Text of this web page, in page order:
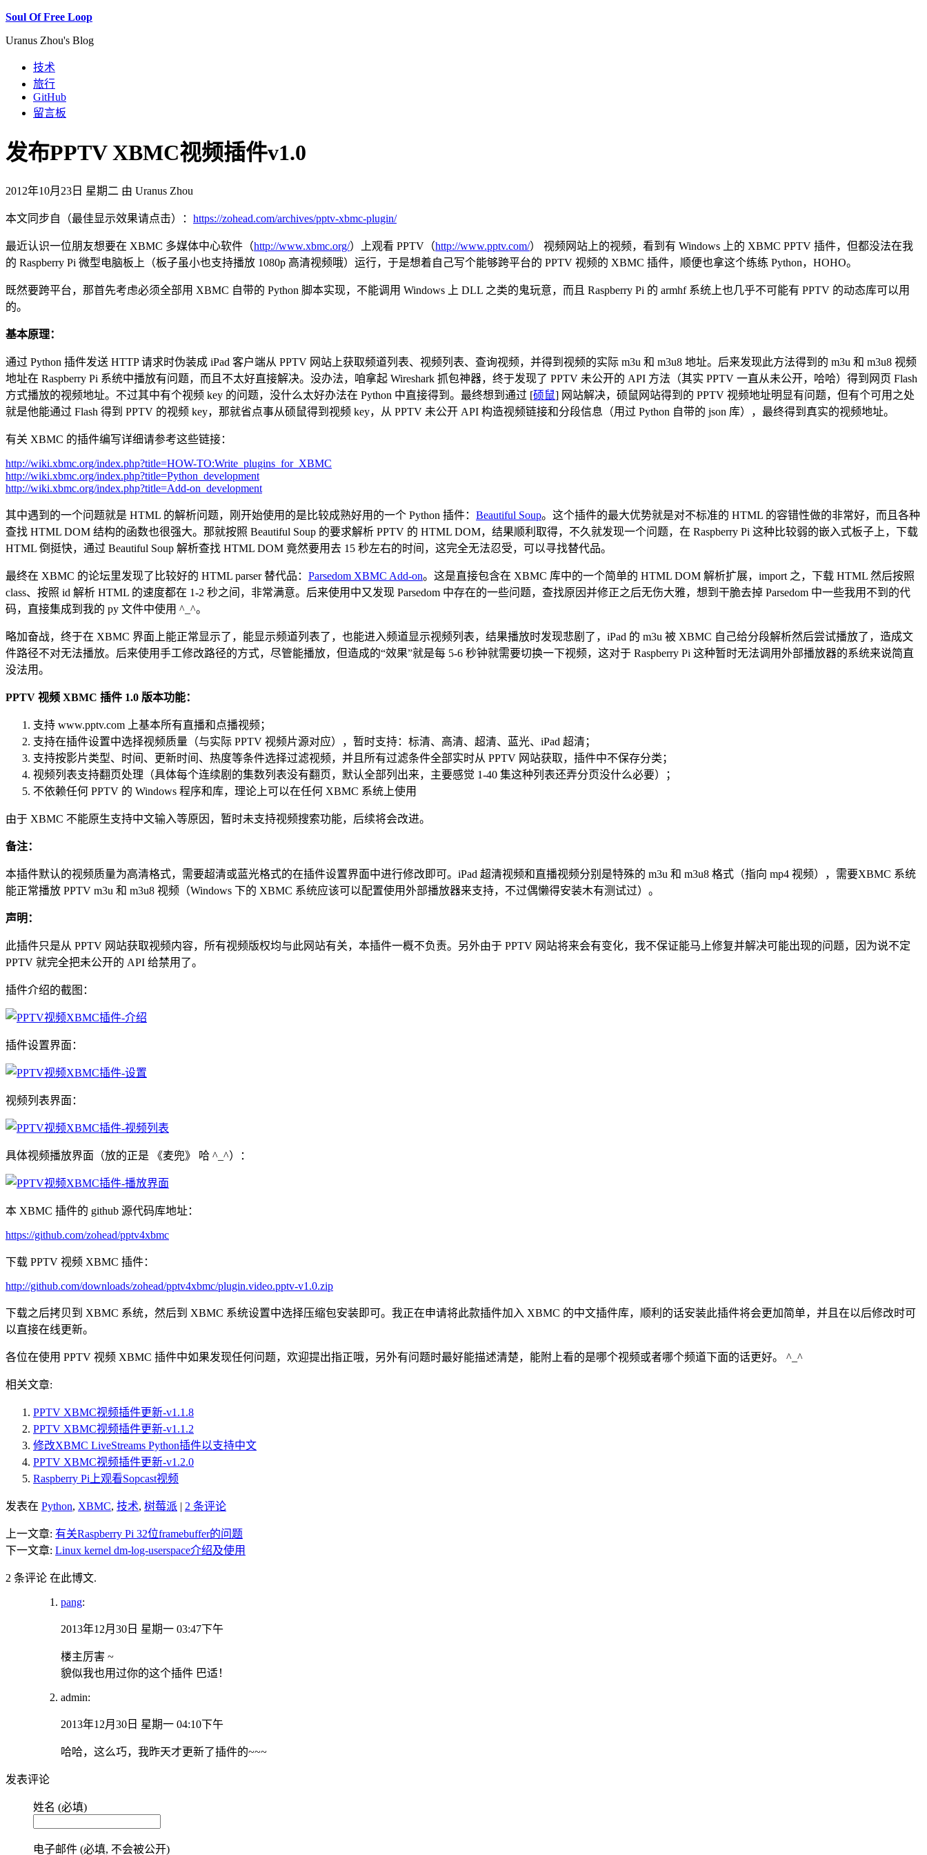
Soul Of Free Loop
Uranus Zhou's Blog
技术
旅行
GitHub
留言板
发布PPTV XBMC视频插件v1.0
2012年10月23日 星期二 由 Uranus Zhou
本文同步自（最佳显示效果请点击）： https://zohead.com/archives/pptv-xbmc-plugin/
最近认识一位朋友想要在 XBMC 多媒体中心软件（http://www.xbmc.org/）上观看 PPTV（http://www.pptv.com/） 视频网站上的视频，看到有 Windows 上的 XBMC PPTV 插件，但都没法在我
的 Raspberry Pi 微型电脑板上（板子虽小也支持播放 1080p 高清视频哦）运行，于是想着自己写个能够跨平台的 PPTV 视频的 XBMC 插件，顺便也拿这个练练 Python，HOHO。
既然要跨平台，那首先考虑必须全部用 XBMC 自带的 Python 脚本实现，不能调用 Windows 上 DLL 之类的鬼玩意，而且 Raspberry Pi 的 armhf 系统上也几乎不可能有 PPTV 的动态库可以用
的。
基本原理：
通过 Python 插件发送 HTTP 请求时伪装成 iPad 客户端从 PPTV 网站上获取频道列表、视频列表、查询视频，并得到视频的实际 m3u 和 m3u8 地址。后来发现此方法得到的 m3u 和 m3u8 视频
地址在 Raspberry Pi 系统中播放有问题，而且不太好直接解决。没办法，咱拿起 Wireshark 抓包神器，终于发现了 PPTV 未公开的 API 方法（其实 PPTV 一直从未公开，哈哈）得到网页 Flash
方式播放的视频地址。不过其中有个视频 key 的问题，没什么太好办法在 Python 中直接得到。最终想到通过 [硕鼠] 网站解决，硕鼠网站得到的 PPTV 视频地址明显有问题，但有个可用之处
就是他能通过 Flash 得到 PPTV 的视频 key，那就省点事从硕鼠得到视频 key，从 PPTV 未公开 API 构造视频链接和分段信息（用过 Python 自带的 json 库），最终得到真实的视频地址。
有关 XBMC 的插件编写详细请参考这些链接：
http://wiki.xbmc.org/index.php?title=HOW-TO:Write_plugins_for_XBMC
http://wiki.xbmc.org/index.php?title=Python_development
http://wiki.xbmc.org/index.php?title=Add-on_development
其中遇到的一个问题就是 HTML 的解析问题，刚开始使用的是比较成熟好用的一个 Python 插件： Beautiful Soup。这个插件的最大优势就是对不标准的 HTML 的容错性做的非常好，而且各种
查找 HTML DOM 结构的函数也很强大。那就按照 Beautiful Soup 的要求解析 PPTV 的 HTML DOM，结果顺利取得，不久就发现一个问题，在 Raspberry Pi 这种比较弱的嵌入式板子上，下载
HTML 倒挺快，通过 Beautiful Soup 解析查找 HTML DOM 竟然要用去 15 秒左右的时间，这完全无法忍受，可以寻找替代品。
最终在 XBMC 的论坛里发现了比较好的 HTML parser 替代品： Parsedom XBMC Add-on。这是直接包含在 XBMC 库中的一个简单的 HTML DOM 解析扩展，import 之，下载 HTML 然后按照
class、按照 id 解析 HTML 的速度都在 1-2 秒之间，非常满意。后来使用中又发现 Parsedom 中存在的一些问题，查找原因并修正之后无伤大雅，想到干脆去掉 Parsedom 中一些我用不到的代
码，直接集成到我的 py 文件中使用 ^_^。
略加奋战，终于在 XBMC 界面上能正常显示了，能显示频道列表了，也能进入频道显示视频列表，结果播放时发现悲剧了，iPad 的 m3u 被 XBMC 自己给分段解析然后尝试播放了，造成文
件路径不对无法播放。后来使用手工修改路径的方式，尽管能播放，但造成的“效果”就是每 5-6 秒钟就需要切换一下视频，这对于 Raspberry Pi 这种暂时无法调用外部播放器的系统来说简直
没法用。
PPTV 视频 XBMC 插件 1.0 版本功能：
支持 www.pptv.com 上基本所有直播和点播视频；
支持在插件设置中选择视频质量（与实际 PPTV 视频片源对应），暂时支持：标清、高清、超清、蓝光、iPad 超清；
支持按影片类型、时间、更新时间、热度等条件选择过滤视频，并且所有过滤条件全部实时从 PPTV 网站获取，插件中不保存分类；
视频列表支持翻页处理（具体每个连续剧的集数列表没有翻页，默认全部列出来，主要感觉 1-40 集这种列表还弄分页没什么必要）；
不依赖任何 PPTV 的 Windows 程序和库，理论上可以在任何 XBMC 系统上使用
由于 XBMC 不能原生支持中文输入等原因，暂时未支持视频搜索功能，后续将会改进。
备注：
本插件默认的视频质量为高清格式，需要超清或蓝光格式的在插件设置界面中进行修改即可。iPad 超清视频和直播视频分别是特殊的 m3u 和 m3u8 格式（指向 mp4 视频），需要XBMC 系统
能正常播放 PPTV m3u 和 m3u8 视频（Windows 下的 XBMC 系统应该可以配置使用外部播放器来支持，不过偶懒得安装木有测试过）。
声明：
此插件只是从 PPTV 网站获取视频内容，所有视频版权均与此网站有关，本插件一概不负责。另外由于 PPTV 网站将来会有变化，我不保证能马上修复并解决可能出现的问题，因为说不定
PPTV 就完全把未公开的 API 给禁用了。
插件介绍的截图：
插件设置界面：
视频列表界面：
具体视频播放界面（放的正是 《麦兜》 哈 ^_^）：
本 XBMC 插件的 github 源代码库地址：
https://github.com/zohead/pptv4xbmc
下载 PPTV 视频 XBMC 插件：
http://github.com/downloads/zohead/pptv4xbmc/plugin.video.pptv-v1.0.zip
下载之后拷贝到 XBMC 系统，然后到 XBMC 系统设置中选择压缩包安装即可。我正在申请将此款插件加入 XBMC 的中文插件库，顺利的话安装此插件将会更加简单，并且在以后修改时可
以直接在线更新。
各位在使用 PPTV 视频 XBMC 插件中如果发现任何问题，欢迎提出指正哦，另外有问题时最好能描述清楚，能附上看的是哪个视频或者哪个频道下面的话更好。 ^_^
相关文章:
PPTV XBMC视频插件更新-v1.1.8
PPTV XBMC视频插件更新-v1.1.2
修改XBMC LiveStreams Python插件以支持中文
PPTV XBMC视频插件更新-v1.2.0
Raspberry Pi上观看Sopcast视频
发表在 Python, XBMC, 技术, 树莓派 | 2 条评论
上一文章: 有关Raspberry Pi 32位framebuffer的问题
下一文章: Linux kernel dm-log-userspace介绍及使用
2 条评论 在此博文.
pang:
2013年12月30日 星期一 03:47下午
楼主厉害 ~
貌似我也用过你的这个插件 巴适！
admin:
2013年12月30日 星期一 04:10下午
哈哈，这么巧，我昨天才更新了插件的~~~
发表评论
姓名 (必填)
电子邮件 (必填, 不会被公开)